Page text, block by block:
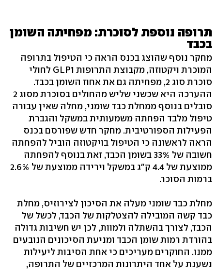
תרופה נוספת לסוכרת: מפחיתה השומן
בכבד
מחקר נוסף שהוצג בכנס הראה כי הטיפול בתרופה
המוכרת ויקטוזה, מקבוצת התרופות GLP1 לחולי
סוכרת סוג 2, מפחיתה גם את אחוז השומן בכבד.
ההערכה היא שכשני שליש מהחולים בסוכרת מסוג 2
סובלים בנוסף ממחלת כבד שומני, מחלה שאין עבורה
טיפול מלבד הפחתה משמעותית במשקל והגברת
הפעילות הספורטיבית. מחקר חדש שפורסם בכנס
הראה לראשונה כי הטיפול בויקטוזה הוביל להפחתה
חשובה של 33% בשומן הכבד, זאת בנוסף להפחתה
ממוצעת של 4.4 ק"ג במשקל וירידה ממוצעת של 2.6%
ברמות הסוכר.
מחלת כבד שומני מעלה את הסיכון לצירוזיס, מחלת
כבד קשה המובילה להצטלקות של הכבד, לכשל של
הכבד, לצורך בהשתלה ולמוות, לכן יש חשיבות גדולה
בהורדת רמות שומן הכבד ומניעת הסיכונים הנובעים
ממנו. החוקרים מעריכים כי אחת הסיבות ליעילות
נשענת על אחד היתרונות המרכזיים של התרופה,